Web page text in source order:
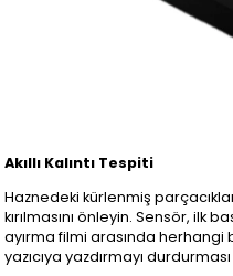
Akıllı Kalıntı Tespiti
Haznedeki kürlenmiş parçacıklar
kırılmasını önleyin. Sensör, ilk
ayırma filmi arasında
yazıcıya yazdırmayı